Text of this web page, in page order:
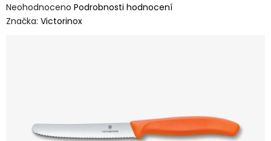
Průměrné
hodnocení
Neohodnoceno Podrobnosti hodnocení
Značka: Victorinox